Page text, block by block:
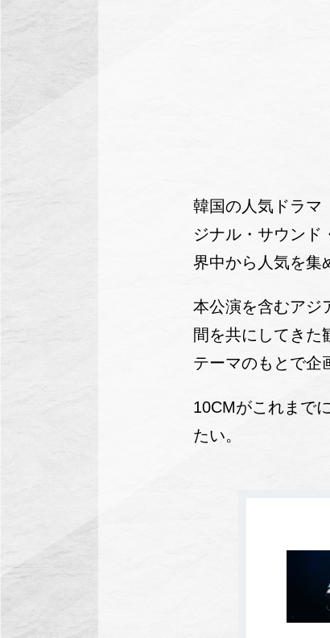
韓国の人気ドラマ
ジナル・サウンド
界中から人気を集
本公演を含むアジ
間を共にしてきた
テーマのもとで企
10CMがこれまで
たい。